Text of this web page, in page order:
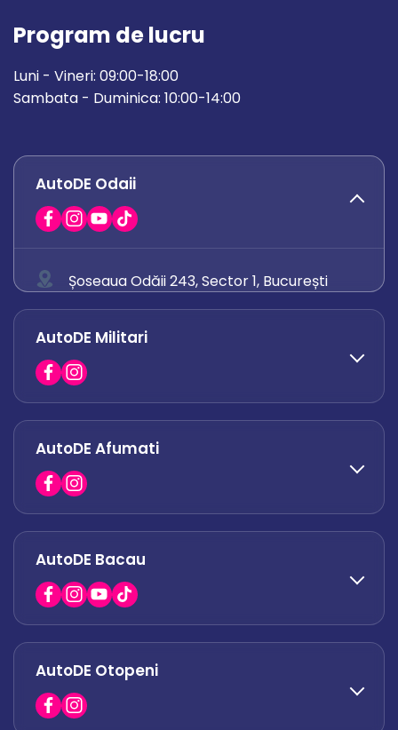
Program de lucru
Luni - Vineri: 09:00-18:00
Sambata - Duminica: 10:00-14:00
AutoDE Odaii
Șoseaua Odăii 243, Sector 1, București
0758 671 921
0742 444 194
office.odaii@autode.ro
AutoDE Militari
0758 338 428
office.militari@autode.ro
AutoDE Afumati
0751 628 054
AutoDE Bacau
0730 063 852
0730 063 851
AutoDE Otopeni